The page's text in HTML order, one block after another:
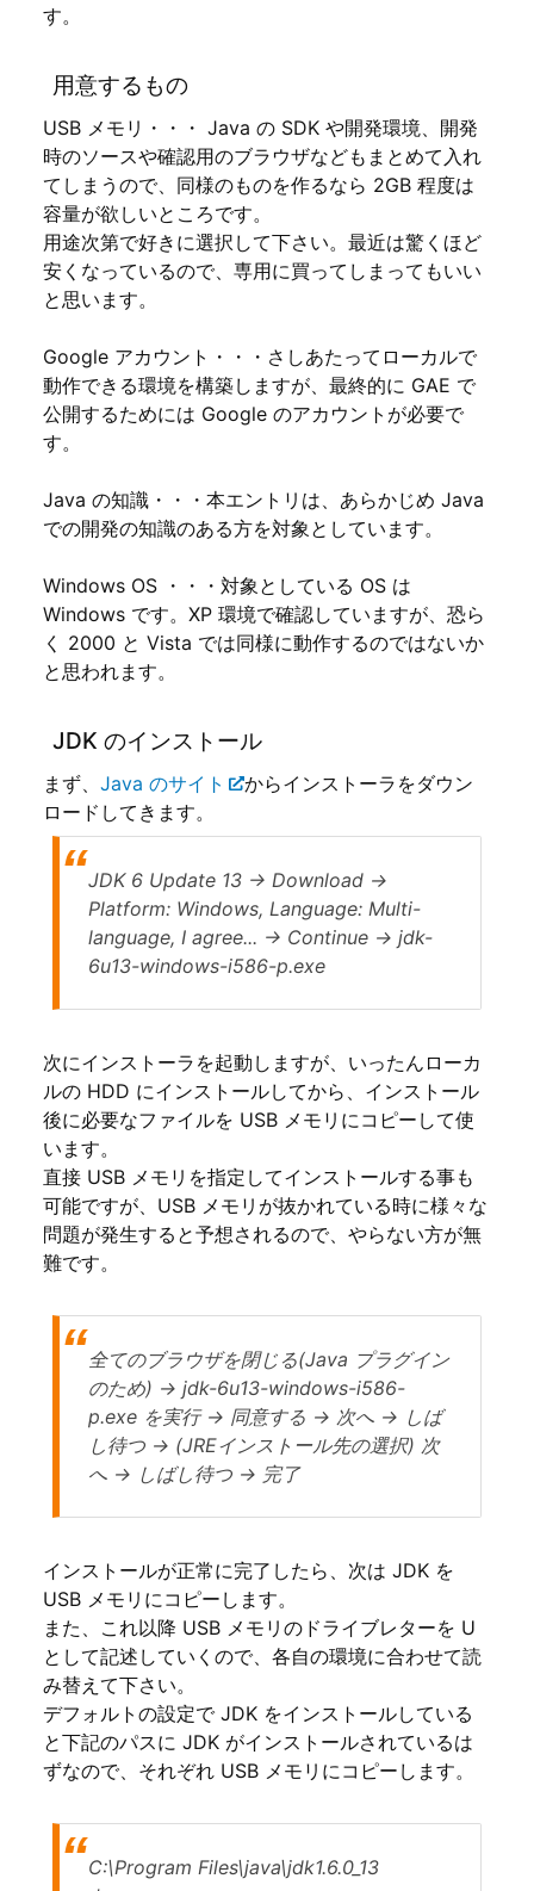
す。
用意するもの
USB メモリ・・・ Java の SDK や開発環境、開発
時のソースや確認用のブラウザなどもまとめて入れ
てしまうので、同様のものを作るなら 2GB 程度は
容量が欲しいところです。
用途次第で好きに選択して下さい。最近は驚くほど
安くなっているので、専用に買ってしまってもいい
と思います。
Google アカウント・・・さしあたってローカルで
動作できる環境を構築しますが、最終的に GAE で
公開するためには Google のアカウントが必要で
す。
Java の知識・・・本エントリは、あらかじめ Java
での開発の知識のある方を対象としています。
Windows OS ・・・対象としている OS は
Windows です。XP 環境で確認していますが、恐ら
く 2000 と Vista では同様に動作するのではないか
と思われます。
JDK のインストール
まず、 Java のサイト
からインストーラをダウン
ロードしてきます。
JDK 6 Update 13 → Download →
Platform: Windows, Language: Multi-
language, I agree... → Continue → jdk-
6u13-windows-i586-p.exe
次にインストーラを起動しますが、いったんローカ
ルの HDD にインストールしてから、インストール
後に必要なファイルを USB メモリにコピーして使
います。
直接 USB メモリを指定してインストールする事も
可能ですが、USB メモリが抜かれている時に様々な
問題が発生すると予想されるので、やらない方が無
難です。
全てのブラウザを閉じる(Java プラグイン
のため) → jdk-6u13-windows-i586-
p.exe を実行 → 同意する → 次へ → しば
し待つ → (JREインストール先の選択) 次
へ → しばし待つ → 完了
インストールが正常に完了したら、次は JDK を
USB メモリにコピーします。
また、これ以降 USB メモリのドライブレターを U
として記述していくので、各自の環境に合わせて読
み替えて下さい。
デフォルトの設定で JDK をインストールしている
と下記のパスに JDK がインストールされているは
ずなので、それぞれ USB メモリにコピーします。
C:\Program Files\java\jdk1.6.0_13